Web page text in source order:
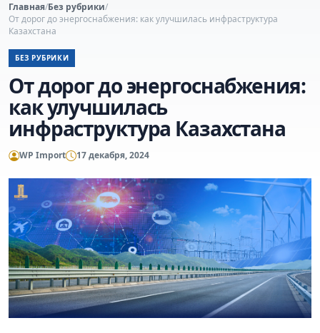
Главная/Без рубрики/
От дорог до энергоснабжения: как улучшилась инфраструктура
Казахстана
БЕЗ РУБРИКИ
От дорог до энергоснабжения:
как улучшилась
инфраструктура Казахстана
WP Import 17 декабря, 2024